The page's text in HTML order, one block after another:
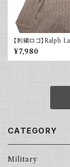
【刺繍ロゴ】Ralph
フローレン ケーブル
ベージュ
¥7,980
CATEGORY
Military